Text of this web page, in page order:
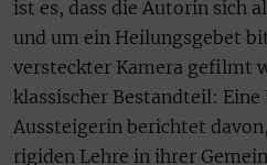
ist es, dass die Autorin sich
und um ein Heilungsgebet
versteckter Kamera gefilmt
klassischer Bestandteil:
Aussteigerin berichtet
rigiden Lehre in ihrer